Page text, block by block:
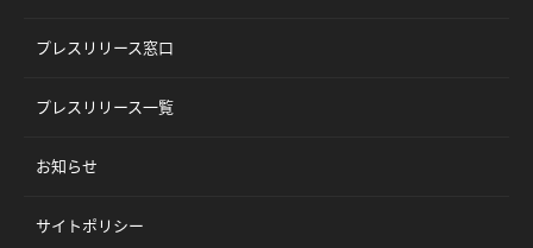
プレスリリース窓口
プレスリリース一覧
お知らせ
サイトポリシー